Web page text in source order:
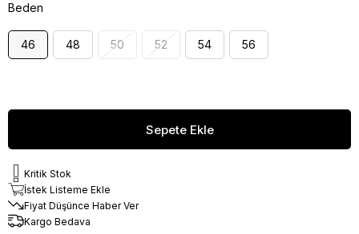
Beden
46 48 50 52 54 56
Kritik Stok
İstek Listeme Ekle
Fiyat Düşünce Haber Ver
Kargo Bedava